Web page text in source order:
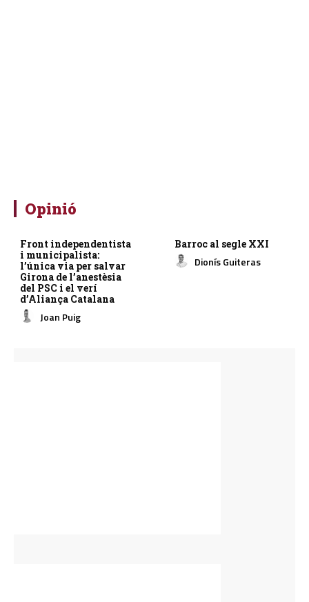
Opinió
Front independentista
i municipalista:
l’única via per salvar
Girona de l’anestèsia
del PSC i el verí
d’Aliança Catalana
Joan Puig
Barroc al segle XXI
Dionís Guiteras